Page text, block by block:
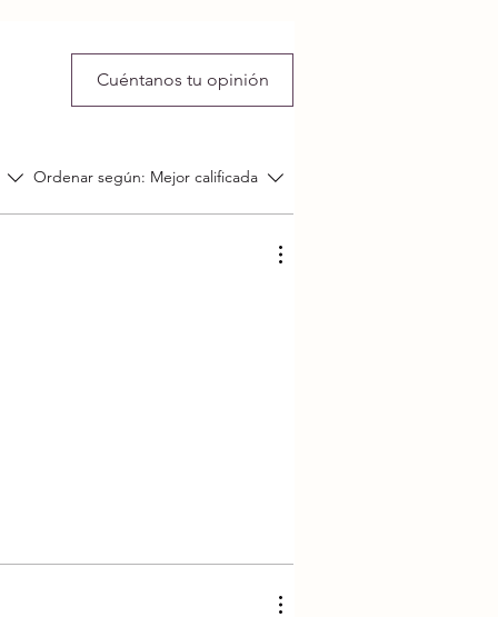
Cuéntanos tu opinión
Ordenar según: Mejor calificada